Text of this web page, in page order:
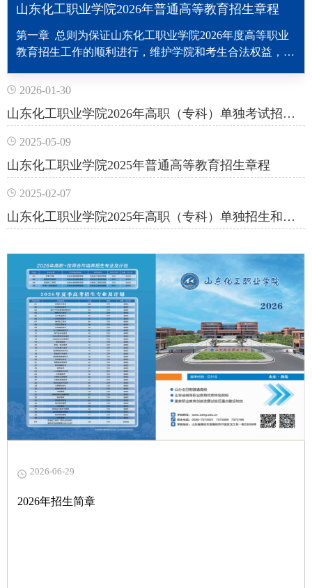
山东化工职业学院2026年普通高等教育招生章程
第一章 总则为保证山东化工职业学院2026年度高等职业
教育招生工作的顺利进行，维护学院和考生合法权益，根
法》和教育部及山东省有关规定，结合山东化工职业学院
学院2026年度普通高职招生工作。第二条 山东化工职业
学院招生工作贯彻“公平竞争、公正选拔、公开程序，德
条 ...
2026-01-30
山东化工职业学院2026年高职（专科）单独考试招生和综合评价招生章程
2025-05-09
山东化工职业学院2025年普通高等教育招生章程
2025-02-07
山东化工职业学院2025年高职（专科）单独招生和综合评价招生章程
2026-06-29
2026年招生简章